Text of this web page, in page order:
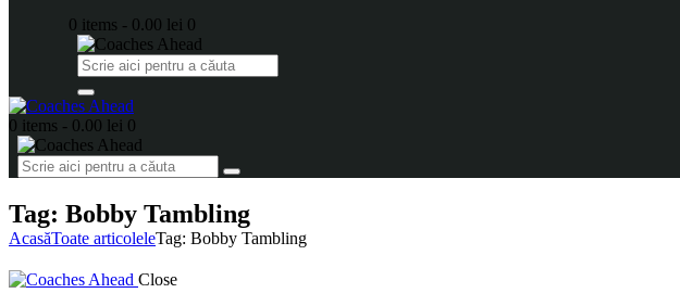
0 items - 0.00 lei 0
0 items - 0.00 lei 0
Tag: Bobby Tambling
AcasăToate articoleleTag: Bobby Tambling
Close